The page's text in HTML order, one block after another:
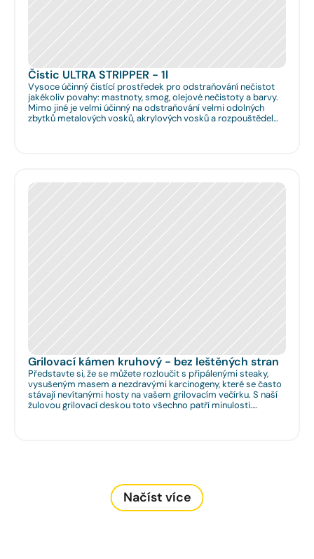
Čistic ULTRA STRIPPER - 1l
Vysoce účinný čistící prostředek pro odstraňování nečistot
jakékoliv povahy: mastnoty, smog, olejové nečistoty a barvy.
Mimo jiné je velmi účinný na odstraňování velmi odolných
zbytků metalových vosků, akrylových vosků a rozpouštědel
Grilovací kámen kruhový - bez leštěných stran
Představte si, že se můžete rozloučit s připálenými steaky,
vysušeným masem a nezdravými karcinogeny, které se často
stávají nevítanými hosty na vašem grilovacím večírku. S naší
žulovou grilovací deskou toto všechno patří minulosti.
Načíst více